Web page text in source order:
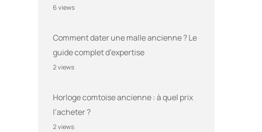
6 views
Comment dater une malle ancienne ? Le
guide complet d’expertise
2 views
Horloge comtoise ancienne : à quel prix
l’acheter ?
2 views